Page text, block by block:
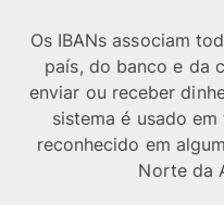
Os IBANs associam
país, do banco e da
enviar ou receber
sistema é usado
reconhecido em
Norte da